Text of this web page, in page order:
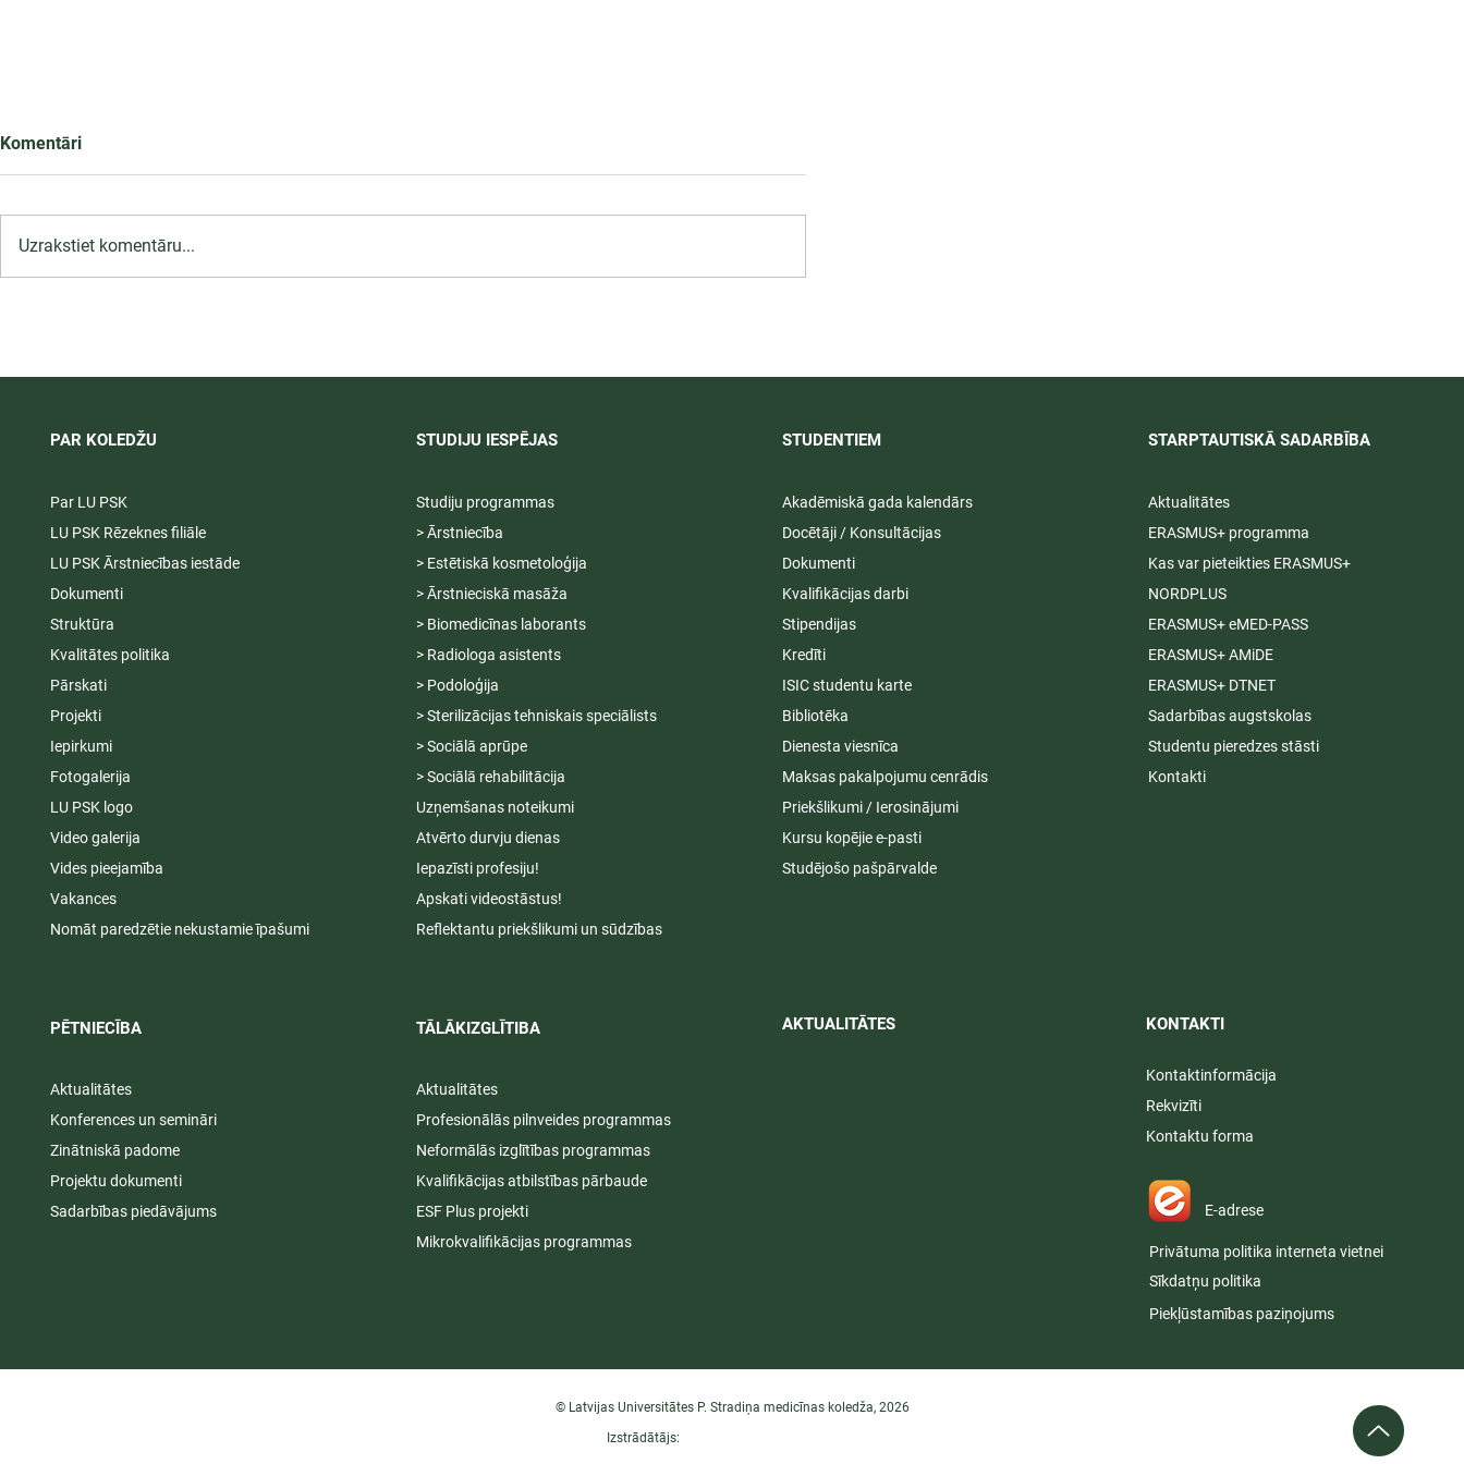
Komentāri
Uzrakstiet komentāru...
PAR KOLEDŽU
Par LU PSK
LU PSK Rēzeknes filiāle
LU PSK Ārstniecības iestāde
Dokumenti
Struktūra
Kvalitātes politika
Pārskati
Projekti
Iepirkumi
Fotogalerija
LU PSK logo
Video galerija
Vides pieejamība
Vakances
Nomāt paredzētie nekustamie īpašumi
PĒTNIECĪBA
Aktualitātes
Konferences un semināri
Zinātniskā padome
Projektu dokumenti
Sadarbības piedāvājums
STUDIJU IESPĒJAS
Studiju programmas
> Ārstniecība
> Estētiskā kosmetoloģija
> Ārstnieciskā masāža
> Biomedicīnas laborants
> Radiologa asistents
> Podoloģija
> Sterilizācijas tehniskais speciālists
> Sociālā aprūpe
> Sociālā rehabilitācija
Uzņemšanas noteikumi
Atvērto durvju dienas
Iepazīsti profesiju!
Apskati videostāstus!
Reflektantu priekšlikumi un sūdzības
TĀLĀKIZGLĪTIBA
Aktualitātes
Profesionālās pilnveides programmas
Neformālās izglītības programmas
Kvalifikācijas atbilstības pārbaude
ESF Plus projekti
Mikrokvalifikācijas programmas
STUDENTIEM​
Akadēmiskā gada kalendārs
Docētāji / Konsultācijas
Dokumenti
Kvalifikācijas darbi
Stipendijas
Kredīti
ISIC studentu karte
Bibliotēka
Dienesta viesnīca
Maksas pakalpojumu cenrādis
Priekšlikumi / Ierosinājumi
Kursu kopējie e-pasti
Studējošo pašpārvalde
AKTUALITĀTES​​
STARPTAUTISKĀ SADARBĪBA​
Aktualitātes
ERASMUS+ programma
Kas var pieteikties ERASMUS+
NORDPLUS
ERASMUS+ eMED-PASS
ERASMUS+ AMiDE
ERASMUS+ DTNET
Sadarbības augstskolas
Studentu pieredzes stāsti
Kontakti
KONTAKTI​
Kontaktinformācija
Rekvizīti
Kontaktu forma
E-adrese
Privātuma politika interneta vietnei
Sīkdatņu politika
Piekļūstamības paziņojums
© Latvijas Universitātes P. Stradiņa medicīnas koledža, 2026
Izstrādātājs: